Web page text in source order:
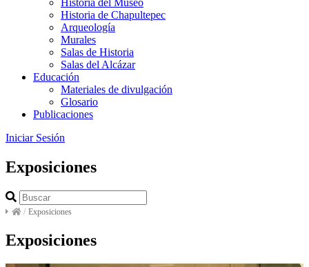
Historia del Museo
Historia de Chapultepec
Arqueología
Murales
Salas de Historia
Salas del Alcázar
Educación
Materiales de divulgación
Glosario
Publicaciones
Iniciar Sesión
Exposiciones
/ Exposiciones
Exposiciones